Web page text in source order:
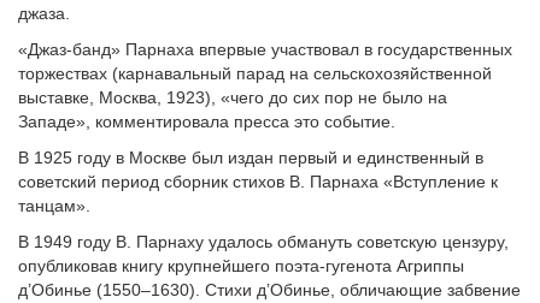
джаза.
«Джаз-банд» Парнаха впервые участвовал в государственных
торжествах (карнавальный парад на сельскохозяйственной
выставке, Москва, 1923), «чего до сих пор не было на
Западе», комментировала пресса это событие.
В 1925 году в Москве был издан первый и единственный в
советский период сборник стихов В. Парнаха «Вступление к
танцам».
В 1949 году В. Парнаху удалось обмануть советскую цензуру,
опубликовав книгу крупнейшего поэта-гугенота Агриппы
д’Обинье (1550–1630). Стихи д’Обинье, обличающие забвение